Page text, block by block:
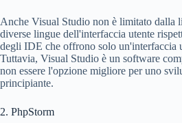
Anche Visual Studio non è limitato dalla
diverse lingue dell'interfaccia utente
degli IDE che offrono solo un'interfaccia
Tuttavia, Visual Studio è un software
non essere l'opzione migliore per uno
principiante.
2. PhpStorm